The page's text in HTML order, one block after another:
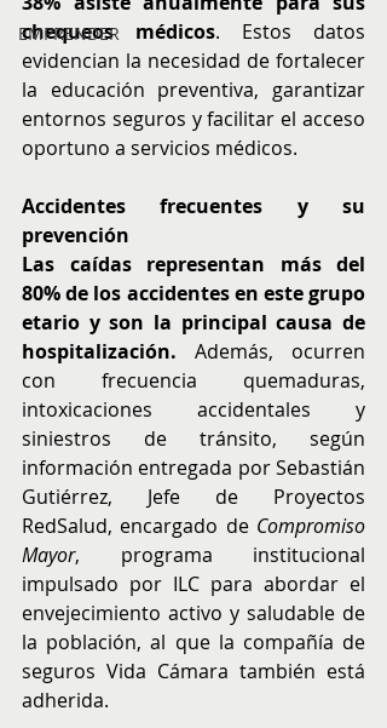
EMPRENDER
chequeos médicos. Estos datos
evidencian la necesidad de fortalecer
la educación preventiva, garantizar
entornos seguros y facilitar el acceso
oportuno a servicios médicos.
Accidentes frecuentes y su
prevención
Las caídas representan más del
80% de los accidentes en este grupo
etario y son la principal causa de
hospitalización. Además, ocurren
con frecuencia quemaduras,
intoxicaciones accidentales y
siniestros de tránsito, según
información entregada por Sebastián
Gutiérrez, Jefe de Proyectos
RedSalud, encargado de Compromiso
Mayor, programa institucional
impulsado por ILC para abordar el
envejecimiento activo y saludable de
la población, al que la compañía de
seguros Vida Cámara también está
adherida.